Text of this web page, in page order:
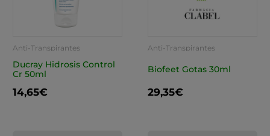
Anti-Transpirantes
Ducray Hidrosis Control
Cr 50ml
14,65€
Anti-Transpirantes
Biofeet Gotas 30ml
29,35€